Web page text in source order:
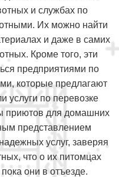
и службах по
Их можно найти
и даже в самих
Кроме того, эти
предприятиями по
которые предлагают
услуги по перевозке
приютов для домашних
представлением
услуг, заверяя
что о их питомцах
они в отъезде.